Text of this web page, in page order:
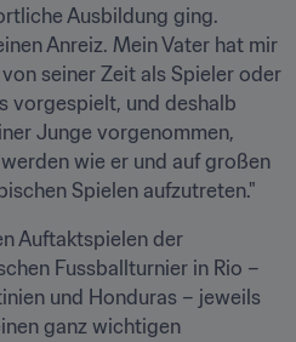
Ausbildung ging.
Anreiz. Mein Vater hat mir
seiner Zeit als Spieler oder
vorgespielt, und deshalb
Junge vorgenommen,
wie er und auf großen
Spielen aufzutreten."
Auftaktspielen der
Fussballturnier in Rio –
und Honduras – jeweils
ganz wichtigen